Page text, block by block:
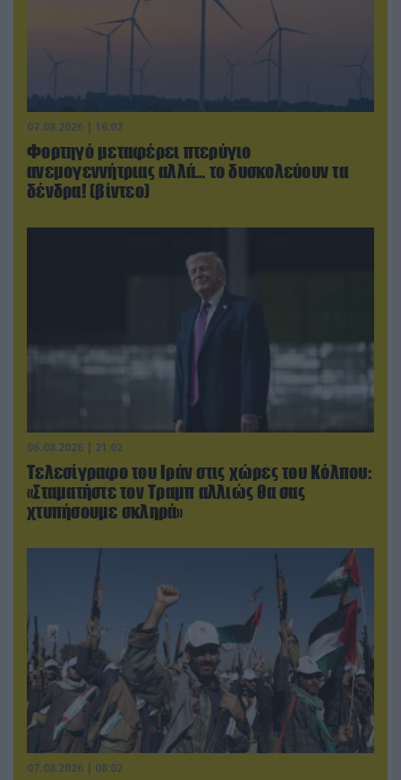
07.08.2026 | 16:02
Φορτηγό μεταφέρει πτερύγιο
ανεμογεννήτριας αλλά… το δυσκολεύουν τα
δένδρα! (βίντεο)
06.08.2026 | 21:02
Τελεσίγραφο του Ιράν στις χώρες του Κόλπου:
«Σταματήστε τον Τραμπ αλλιώς θα σας
χτυπήσουμε σκληρά»
07.08.2026 | 08:02